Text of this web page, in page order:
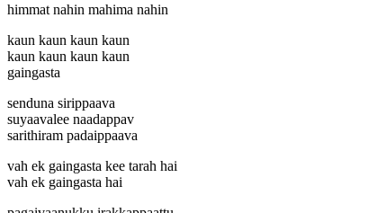
himmat nahin mahima nahin
kaun kaun kaun kaun
kaun kaun kaun kaun
gaingasta
senduna sirippaava
suyaavalee naadappav
sarithiram padaippaava
vah ek gaingasta kee tarah hai
vah ek gaingasta hai